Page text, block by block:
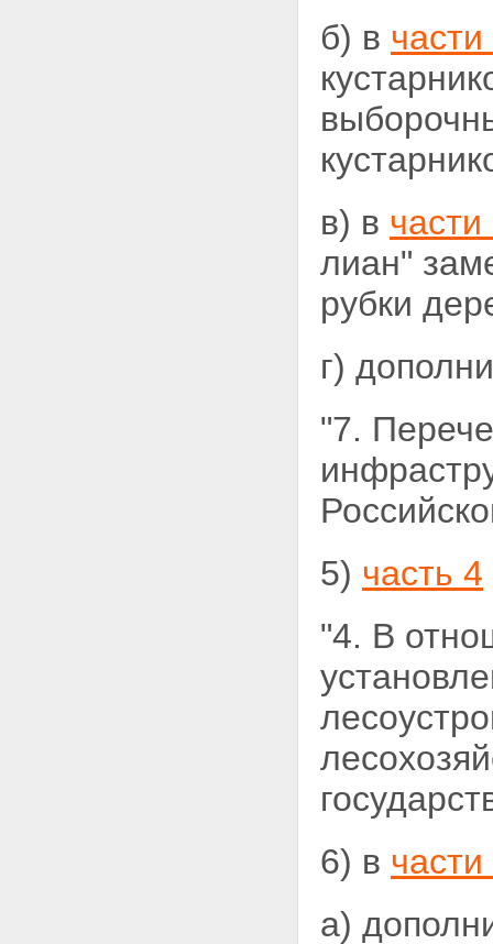
б) в части
в) в
лиан"
рубки
г)
"7.
5) часть 4
"4. В
6) в части
а)